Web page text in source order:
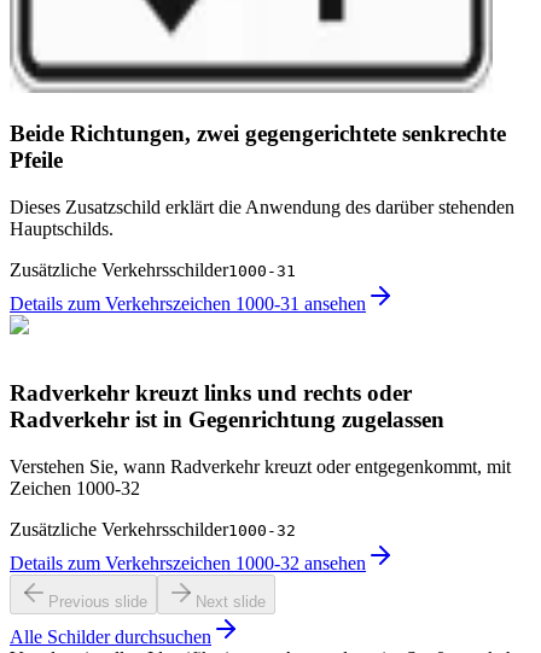
Beide Richtungen, zwei gegengerichtete senkrechte
Pfeile
Dieses Zusatzschild erklärt die Anwendung des darüber stehenden
Hauptschilds.
Zusätzliche Verkehrsschilder1000-31
Details zum Verkehrszeichen 1000-31 ansehen
Radverkehr kreuzt links und rechts oder
Radverkehr ist in Gegenrichtung zugelassen
Verstehen Sie, wann Radverkehr kreuzt oder entgegenkommt, mit
Zeichen 1000-32
Zusätzliche Verkehrsschilder1000-32
Details zum Verkehrszeichen 1000-32 ansehen
Previous slide Next slide
Alle Schilder durchsuchen